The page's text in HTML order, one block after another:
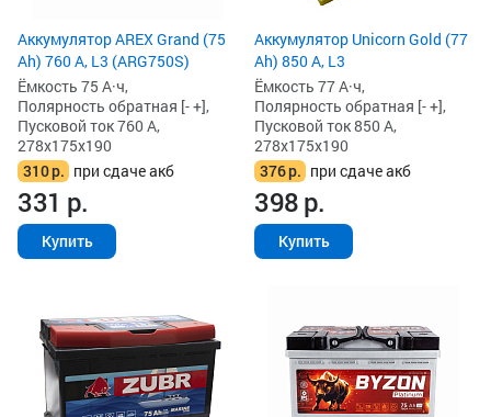
Аккумулятор AREX Grand (75
Ah) 760 А, L3 (ARG750S)
Ёмкость 75 А·ч,
Полярность обратная [- +],
Пусковой ток 760 А,
278x175x190
310р. при сдаче акб
331 р.
Купить
Аккумулятор Unicorn Gold (77
Ah) 850 А, L3
Ёмкость 77 А·ч,
Полярность обратная [- +],
Пусковой ток 850 А,
278x175x190
376р. при сдаче акб
398р.
Купить